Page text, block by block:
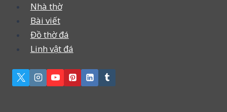
Nhà thờ
Bài viết
Đồ thờ đá
Linh vật đá